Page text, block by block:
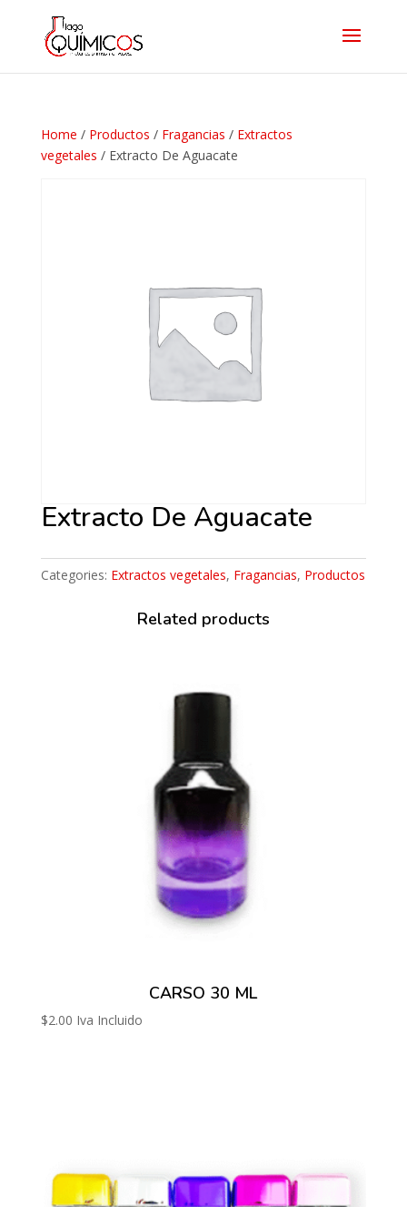
Home / Productos / Fragancias / Extractos
vegetales / Extracto De Aguacate
Extracto De Aguacate
Categories: Extractos vegetales, Fragancias, Productos
Related products
CARSO 30 ML
$2.00 Iva Incluido